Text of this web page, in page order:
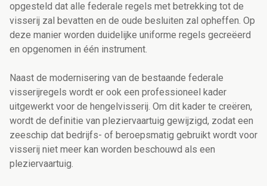
opgesteld dat alle federale regels met betrekking tot de
visserij zal bevatten en de oude besluiten zal opheffen. Op
deze manier worden duidelijke uniforme regels gecreëerd
en opgenomen in één instrument.
Naast de modernisering van de bestaande federale
visserijregels wordt er ook een professioneel kader
uitgewerkt voor de hengelvisserij. Om dit kader te creëren,
wordt de definitie van pleziervaartuig gewijzigd, zodat een
zeeschip dat bedrijfs- of beroepsmatig gebruikt wordt voor
visserij niet meer kan worden beschouwd als een
pleziervaartuig.